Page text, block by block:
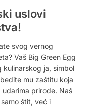
uslovi
svog vernog
Vaš Big Green Egg
kulinarskog ja, simbol
mu zaštitu koja
prirode. Naš
samo štit, već i